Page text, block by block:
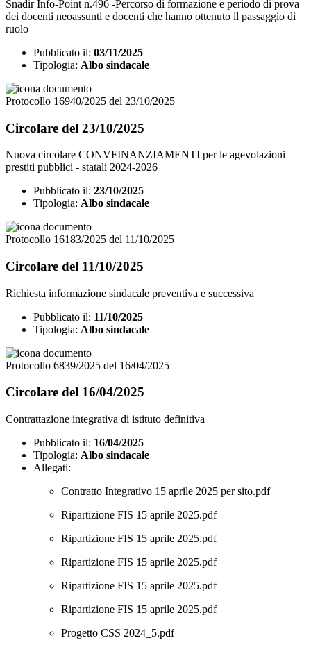
Snadir Info-Point n.496 -Percorso di formazione e periodo di prova
dei docenti neoassunti e docenti che hanno ottenuto il passaggio di
ruolo
Pubblicato il: 03/11/2025
Tipologia: Albo sindacale
Protocollo 16940/2025 del 23/10/2025
Circolare del 23/10/2025
Nuova circolare CONVFINANZIAMENTI per le agevolazioni
prestiti pubblici - statali 2024-2026
Pubblicato il: 23/10/2025
Tipologia: Albo sindacale
Protocollo 16183/2025 del 11/10/2025
Circolare del 11/10/2025
Richiesta informazione sindacale preventiva e successiva
Pubblicato il: 11/10/2025
Tipologia: Albo sindacale
Protocollo 6839/2025 del 16/04/2025
Circolare del 16/04/2025
Contrattazione integrativa di istituto definitiva
Pubblicato il: 16/04/2025
Tipologia: Albo sindacale
Allegati:
Contratto Integrativo 15 aprile 2025 per sito.pdf
Ripartizione FIS 15 aprile 2025.pdf
Ripartizione FIS 15 aprile 2025.pdf
Ripartizione FIS 15 aprile 2025.pdf
Ripartizione FIS 15 aprile 2025.pdf
Ripartizione FIS 15 aprile 2025.pdf
Progetto CSS 2024_5.pdf